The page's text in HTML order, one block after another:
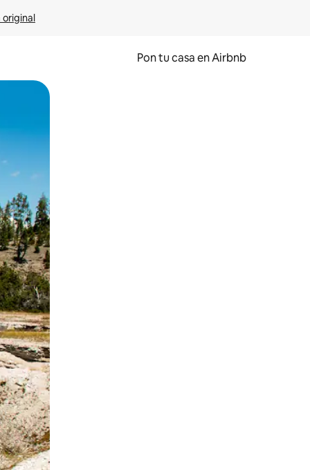
original
Pon tu casa en Airbnb
desliza el dedo.